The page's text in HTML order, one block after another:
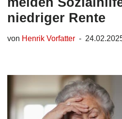
niedriger Rente
von Henrik Vorfatter